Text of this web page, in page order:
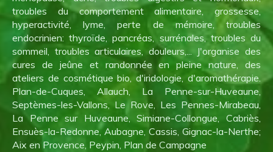
troubles du comportement alimentaire, grossesse,
hyperactivité, lyme, perte de mémoire, troubles
endocrinien: thyroïde, pancréas, surrénales, troubles du
sommeil, troubles articulaires, douleurs,... J'organise des
cures de jeûne et randonnée en pleine nature, des
ateliers de cosmétique bio, d'iridologie, d'aromathérapie.
Plan-de-Cuques, Allauch, La Penne-sur-Huveaune,
Septèmes-les-Vallons, Le Rove, Les Pennes-Mirabeau,
La Penne sur Huveaune, Simiane-Collongue, Cabriès,
Ensuès-la-Redonne, Aubagne, Cassis, Gignac-la-Nerthe;
Aix en Provence, Peypin, Plan de Campagne